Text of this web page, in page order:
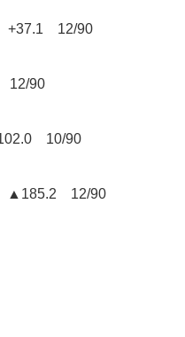
+37.1 12/90
90
10/90
▲185.2 12/90